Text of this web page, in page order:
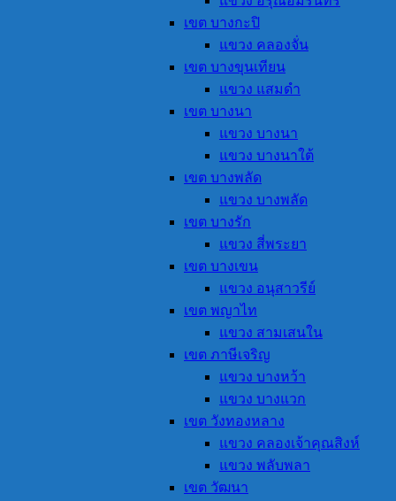
เขต บางกะปิ
แขวง คลองจั่น
เขต บางขุนเทียน
แขวง แสมดำ
เขต บางนา
แขวง บางนา
แขวง บางนาใต้
เขต บางพลัด
แขวง บางพลัด
เขต บางรัก
แขวง สี่พระยา
เขต บางเขน
แขวง อนุสาวรีย์
เขต พญาไท
แขวง สามเสนใน
เขต ภาษีเจริญ
แขวง บางหว้า
แขวง บางแวก
เขต วังทองหลาง
แขวง คลองเจ้าคุณสิงห์
แขวง พลับพลา
เขต วัฒนา